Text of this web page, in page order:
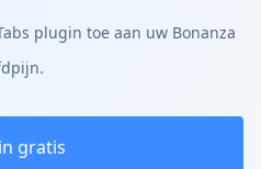
plugin toe aan uw Bonanza
gratis